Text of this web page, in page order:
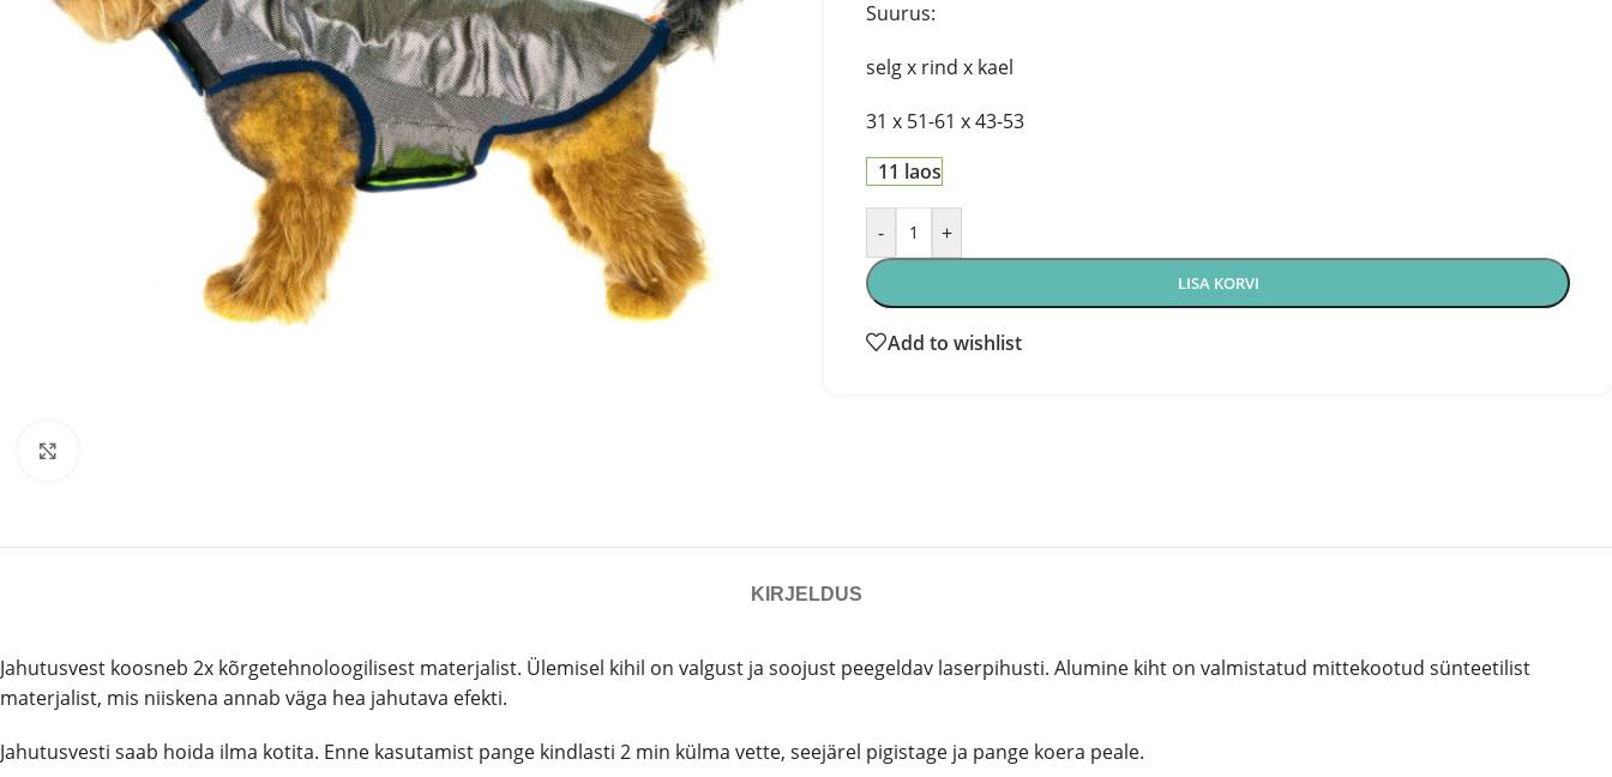
Suurus:
selg x rind x kael
31 x 51-61 x 43-53
11 laos
- +
LISA KORVI
Add to wishlist
KIRJELDUS
Jahutusvest koosneb 2x kõrgetehnoloogilisest materjalist. Ülemisel kihil on valgust ja soojust peegeldav laserpihusti. Alumine kiht on valmistatud mittekootud sünteetilist
materjalist, mis niiskena annab väga hea jahutava efekti.
Jahutusvesti saab hoida ilma kotita. Enne kasutamist pange kindlasti 2 min külma vette, seejärel pigistage ja pange koera peale.